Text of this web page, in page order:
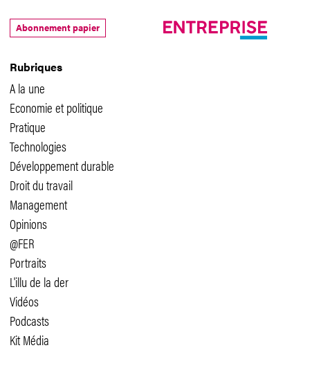
Rubriques
A la une
Economie et politique
Pratique
Technologies
Développement durable
Droit du travail
Management
Opinions
@FER
Portraits
L'illu de la der
Vidéos
Podcasts
Kit Média
Abonnement papier